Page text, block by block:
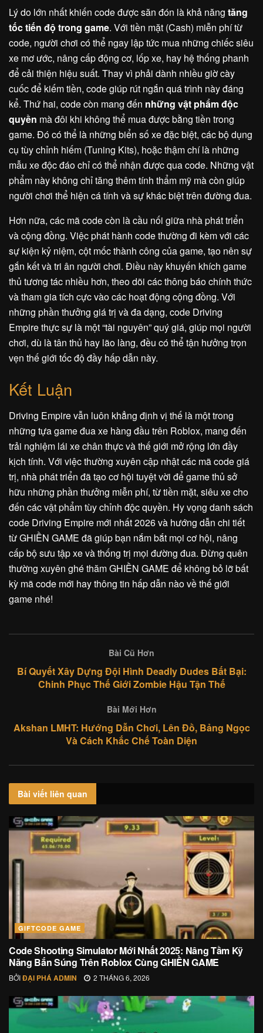
Lý do lớn nhất khiến code được săn đón là khả năng tăng
tốc tiến độ trong game. Với tiền mặt (Cash) miễn phí từ
code, người chơi có thể ngay lập tức mua những chiếc siêu
xe mơ ước, nâng cấp động cơ, lốp xe, hay hệ thống phanh
để cải thiện hiệu suất. Thay vì phải dành nhiều giờ cày
cuốc để kiếm tiền, code giúp rút ngắn quá trình này đáng
kể. Thứ hai, code còn mang đến những vật phẩm độc
quyền mà đôi khi không thể mua được bằng tiền trong
game. Đó có thể là những biển số xe đặc biệt, các bộ dụng
cụ tùy chỉnh hiếm (Tuning Kits), hoặc thậm chí là những
mẫu xe độc đáo chỉ có thể nhận được qua code. Những vật
phẩm này không chỉ tăng thêm tính thẩm mỹ mà còn giúp
người chơi thể hiện cá tính và sự khác biệt trên đường đua.
Hơn nữa, các mã code còn là cầu nối giữa nhà phát triển
và cộng đồng. Việc phát hành code thường đi kèm với các
sự kiện kỷ niệm, cột mốc thành công của game, tạo nên sự
gắn kết và tri ân người chơi. Điều này khuyến khích game
thủ tương tác nhiều hơn, theo dõi các thông báo chính thức
và tham gia tích cực vào các hoạt động cộng đồng. Với
những phần thưởng giá trị và đa dạng, code Driving
Empire thực sự là một “tài nguyên” quý giá, giúp mọi người
chơi, dù là tân thủ hay lão làng, đều có thể tận hưởng trọn
vẹn thế giới tốc độ đầy hấp dẫn này.
Kết Luận
Driving Empire vẫn luôn khẳng định vị thế là một trong
những tựa game đua xe hàng đầu trên Roblox, mang đến
trải nghiệm lái xe chân thực và thế giới mở rộng lớn đầy
kịch tính. Với việc thường xuyên cập nhật các mã code giá
trị, nhà phát triển đã tạo cơ hội tuyệt vời để game thủ sở
hữu những phần thưởng miễn phí, từ tiền mặt, siêu xe cho
đến các vật phẩm tùy chỉnh độc quyền. Hy vọng danh sách
code Driving Empire mới nhất 2026 và hướng dẫn chi tiết
từ GHIỀN GAME đã giúp bạn nắm bắt mọi cơ hội, nâng
cấp bộ sưu tập xe và thống trị mọi đường đua. Đừng quên
thường xuyên ghé thăm GHIỀN GAME để không bỏ lỡ bất
kỳ mã code mới hay thông tin hấp dẫn nào về thế giới
game nhé!
Bài Cũ Hơn
Bí Quyết Xây Dựng Đội Hình Deadly Dudes Bất Bại:
Chinh Phục Thế Giới Zombie Hậu Tận Thế
Bài Mới Hơn
Akshan LMHT: Hướng Dẫn Chơi, Lên Đồ, Bảng Ngọc
Và Cách Khắc Chế Toàn Diện
Bài viết liên quan
GIFTCODE GAME
Code Shooting Simulator Mới Nhất 2025: Nâng Tầm Kỹ
Năng Bắn Súng Trên Roblox Cùng GHIỀN GAME
BỞIĐẠI PHÁ ADMIN 2 THÁNG 6, 2026